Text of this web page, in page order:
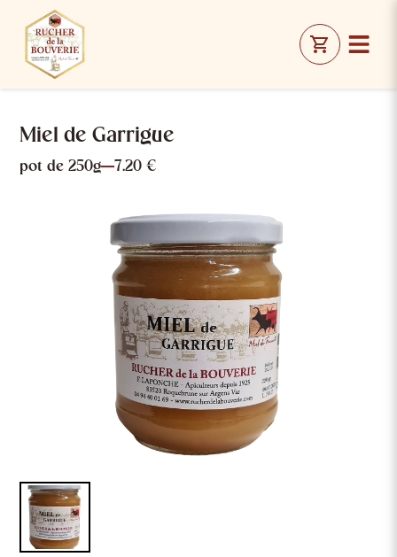
Miel de Garrigue
pot de 250g 7.20 €